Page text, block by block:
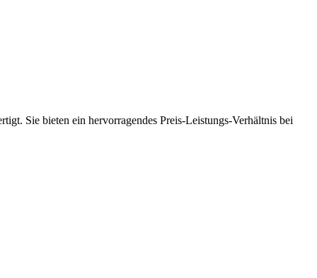
Sie bieten ein hervorragendes Preis-Leistungs-Verhältnis bei